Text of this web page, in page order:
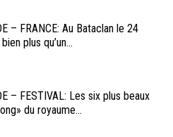
– FRANCE: Au Bataclan le 24
plus qu’un...
– FESTIVAL: Les six plus beaux
du royaume...